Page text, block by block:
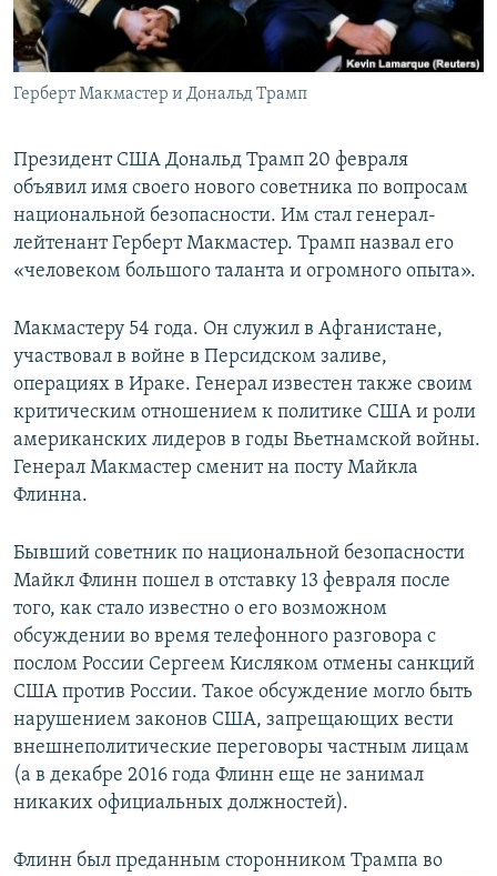
ПОБЕДИТЕЛЕЙ НЕ СУДЯТ?
КРЫМ.НЕПОКОРЕННЫЙ
ELIFBE
ПРИСОЕДИНЯЙТЕСЬ!
Все сайты RFE/RL
Герберт Макмастер и Дональд Трамп
Президент США Дональд Трамп 20 февраля
объявил имя своего нового советника по вопросам
национальной безопасности. Им стал генерал-
лейтенант Герберт Макмастер. Трамп назвал его
«человеком большого таланта и огромного опыта».
Макмастеру 54 года. Он служил в Афганистане,
участвовал в войне в Персидском заливе,
операциях в Ираке. Генерал известен также своим
критическим отношением к политике США и роли
американских лидеров в годы Вьетнамской войны.
Генерал Макмастер сменит на посту Майкла
Флинна.
Бывший советник по национальной безопасности
Майкл Флинн пошел в отставку 13 февраля после
того, как стало известно о его возможном
обсуждении во время телефонного разговора с
послом России Сергеем Кисляком отмены санкций
США против России. Такое обсуждение могло быть
нарушением законов США, запрещающих вести
внешнеполитические переговоры частным лицам
(а в декабре 2016 года Флинн еще не занимал
никаких официальных должностей).
Флинн был преданным сторонником Трампа во